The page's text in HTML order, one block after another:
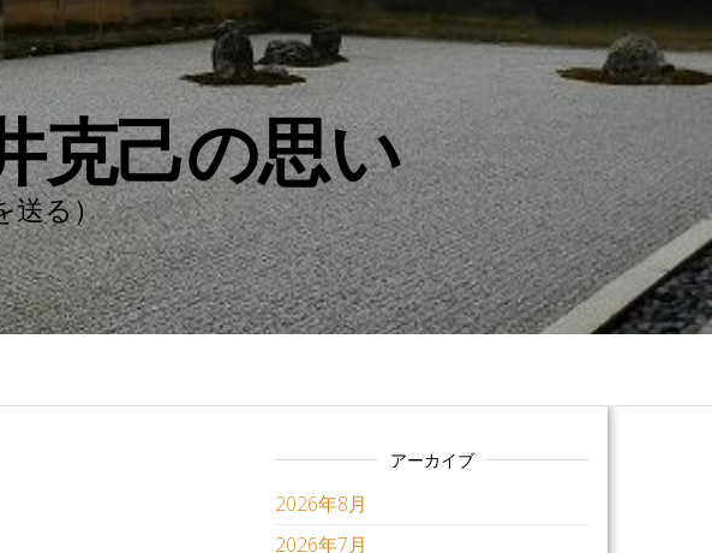
克己の思い
送る）
アーカイブ
2026年8月
2026年7月